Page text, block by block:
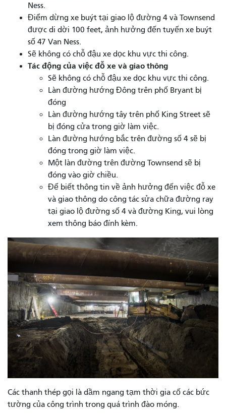
Ness.
Điểm dừng xe buýt tại giao lộ đường 4 và Townsend
được di dời 100 feet, ảnh hưởng đến tuyến xe buýt
số 47 Van Ness.
Sẽ không có chỗ đậu xe dọc khu vực thi công.
Tác động của việc đỗ xe và giao thông
Sẽ không có chỗ đậu xe dọc khu vực thi công.
Làn đường hướng Đông trên phố Bryant bị
đóng
Làn đường hướng tây trên phố King Street sẽ
bị đóng cửa trong giờ làm việc.
Làn đường hướng bắc trên đường số 4 sẽ bị
đóng trong giờ làm việc.
Một làn đường trên đường Townsend sẽ bị
đóng vào giờ chiều.
Để biết thông tin về ảnh hưởng đến việc đỗ xe
và giao thông do công tác sửa chữa đường ray
tại giao lộ đường số 4 và đường King, vui lòng
xem thông báo đính kèm.
Các thanh thép gọi là dầm ngang tạm thời gia cố các bức
tường của công trình trong quá trình đào móng.